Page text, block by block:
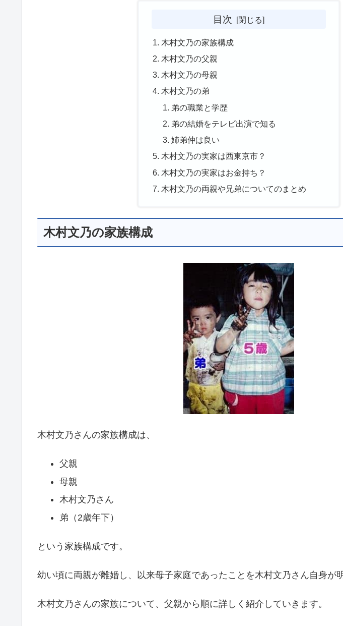
目次
木村文乃の家族構成
木村文乃の父親
木村文乃の母親
木村文乃の弟
弟の職業と学歴
弟の結婚をテレビ出演で知る
姉弟仲は良い
木村文乃の実家は西東京市？
木村文乃の実家はお金持ち？
木村文乃の両親や兄弟についてのまとめ
木村文乃の家族構成
木村文乃さんの家族構成は、
父親
母親
木村文乃さん
弟（2歳年下）
という家族構成です。
幼い頃に両親が離婚し、以来母子家庭であったことを木村文乃さん自身が
木村文乃さんの家族について、父親から順に詳しく紹介していきます。